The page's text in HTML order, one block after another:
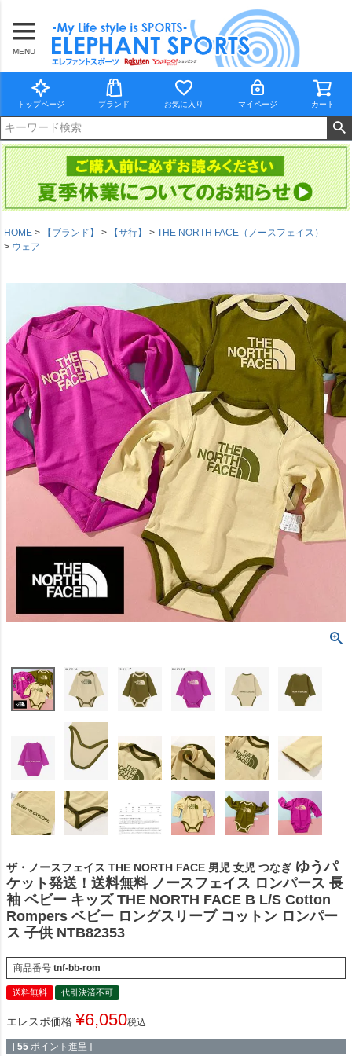
MENU
トップページ ブランド お気に入り マイページ カート
HOME 【ブランド】 【サ行】
THE NORTH FACE（ノースフェイス）
ウェア
ザ・ノースフェイス THE NORTH FACE 男児 女児 つなぎ ゆうパ
ケット発送！送料無料 ノースフェイス ロンパース 長
袖 ベビー キッズ THE NORTH FACE B L/S Cotton
Rompers ベビー ロングスリーブ コットン ロンパー
ス 子供 NTB82353
商品番号 tnf-bb-rom
送料無料 代引決済不可
エレスポ価格 ¥6,050税込
[ 55 ポイント進呈 ]